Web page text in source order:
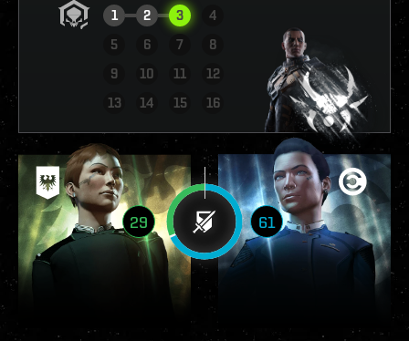
1
2 3
4
5
6 7
8
9
10 11
12
13
14 15 16
VOIR LE RAPPORT
29 61